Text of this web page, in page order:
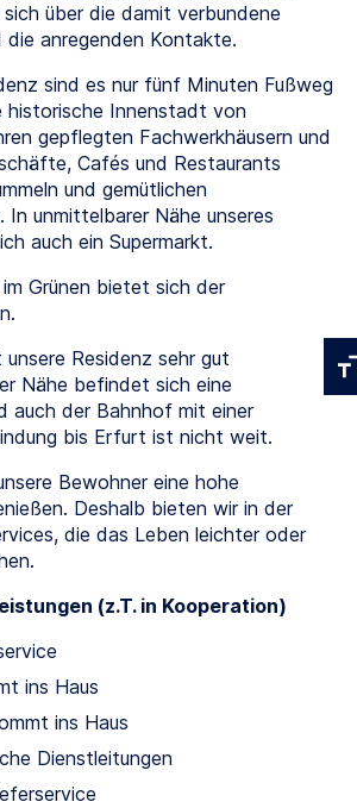
über die damit verbundene
die anregenden Kontakte.
sind es nur fünf Minuten Fußweg
historische Innenstadt von
gepflegten Fachwerkhäusern und
Cafés und Restaurants
und gemütlichen
In unmittelbarer Nähe unseres
auch ein Supermarkt.
im Grünen bietet sich der
unsere Residenz sehr gut
Nähe befindet sich eine
auch der Bahnhof mit einer
bis Erfurt ist nicht weit.
Bewohner eine hohe
Deshalb bieten wir in der
die das Leben leichter oder
(z.T. in Kooperation)
ins Haus
ins Haus
Dienstleitungen